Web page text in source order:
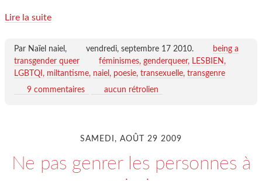
Lire la suite
Par Naïel naiel, vendredi, septembre 17 2010.
being a
transgender queer
féminismes genderqueer
LESBIEN
LGBTQI
miltantisme naiel poesie transexuelle transgenre
9 commentaires
aucun rétrolien
SAMEDI, AOÛT 29 2009
Ne pas genrer les personnes à